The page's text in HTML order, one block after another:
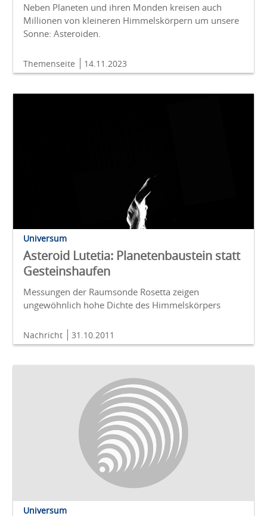
Neben Planeten und ihren Monden kreisen auch
Millionen von kleineren Himmelskörpern um unsere
Sonne: Asteroiden.
Themenseite 14.11.2023
Universum
Asteroid Lutetia: Planetenbaustein statt
Gesteinshaufen
Messungen der Raumsonde Rosetta zeigen
ungewöhnlich hohe Dichte des Himmelskörpers
Nachricht 31.10.2011
Universum